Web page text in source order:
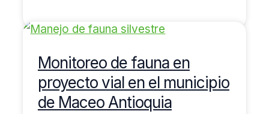
Monitoreo de fauna en
proyecto vial en el municipio
de Maceo Antioquia